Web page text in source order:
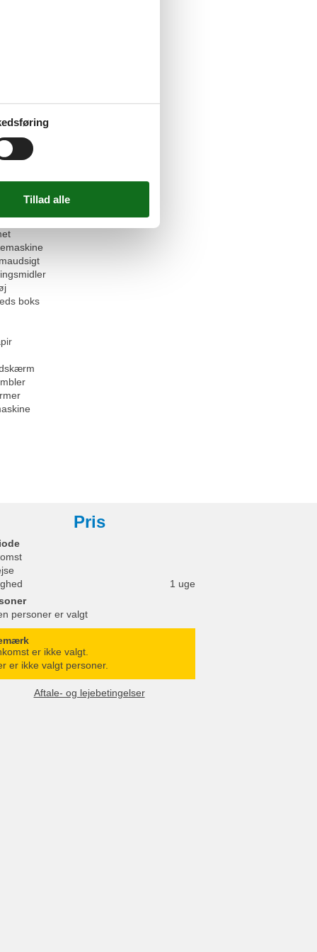
- WiFi
(åbent)
for fryser
boks
Pris
1 uge
personer er valgt
er ikke valgt.
er ikke valgt personer.
Aftale- og lejebetingelser